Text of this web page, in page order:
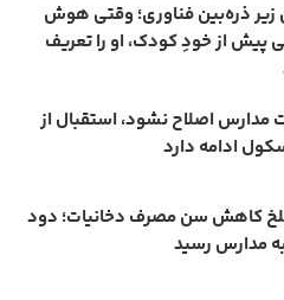
زیر ذره‌بین فناوری؛ وقتی هوش
پیش از خودِ کودک، او را تعریف
مدارس اصلاح نشود، استقبال از
ادامه دارد
کاهش سن مصرف دخانیات؛ دود
مدارس رسید